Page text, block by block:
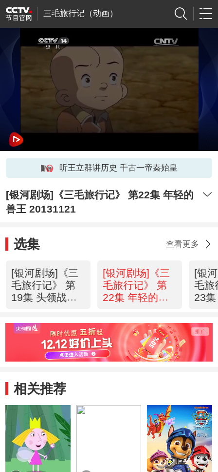
三毛旅行记（动画）
听王立群讲历史 千古一帝秦始皇
[银河剧场]《三毛旅行记》 第22集 年轻的
兽王 20131121
选集 查看更多
[银河剧场]《三
毛旅行记》 第
19集 头领战
[银河剧场]《三
毛旅行记》 第
22集 年轻的兽
[银
毛旅
23
相关推荐